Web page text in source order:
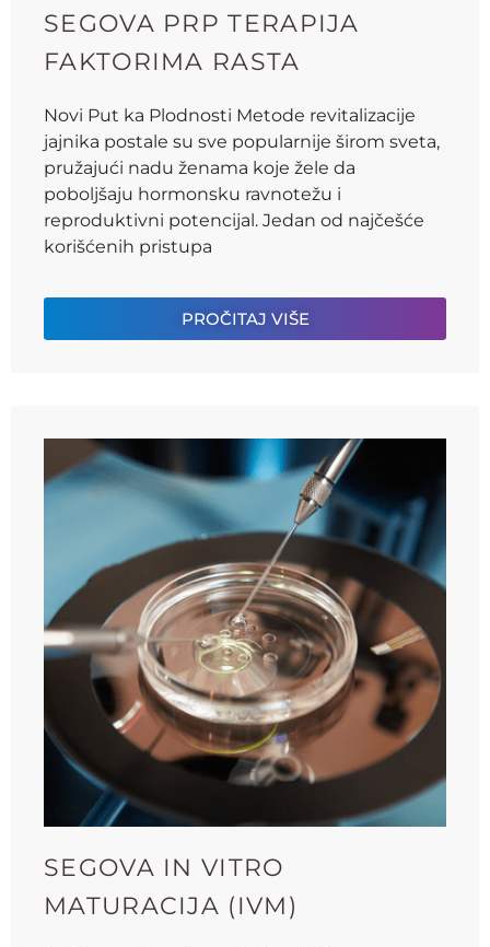
SEGOVA PRP TERAPIJA
FAKTORIMA RASTA
Novi Put ka Plodnosti Metode revitalizacije
jajnika postale su sve popularnije širom sveta,
pružajući nadu ženama koje žele da
poboljšaju hormonsku ravnotežu i
reproduktivni potencijal. Jedan od najčešće
korišćenih pristupa
PROČITAJ VIŠE
SEGOVA IN VITRO
MATURACIJA (IVM)